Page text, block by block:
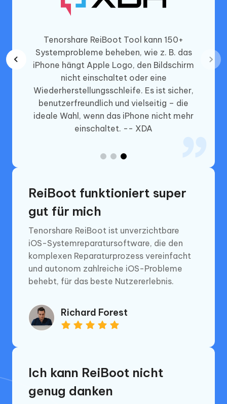
ist
Tenorshare ReiBoot Tool kann 150+
Systemprobleme beheben, wie z. B. das
iPhone hängt Apple Logo, den Bildschirm
nicht einschaltet oder eine
Wiederherstellungsschleife. Es ist sicher,
benutzerfreundlich und vielseitig – die
ideale Wahl, wenn das iPhone nicht mehr
einschaltet. -- XDA
ReiBoot funktioniert super
gut für mich
Tenorshare ReiBoot ist unverzichtbare
iOS-Systemreparatursoftware, die den
komplexen Reparaturprozess vereinfacht
und autonom zahlreiche iOS-Probleme
behebt, für das beste Nutzererlebnis.
Richard Forest
Ich kann ReiBoot nicht
genug danken